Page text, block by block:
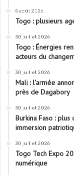
5 août 2026
Togo : plusieurs
30 juillet 2026
Togo : Énergies
acteurs du
30 juillet 2026
Mali : l’armée
près de Dagabory
30 juillet 2026
Burkina Faso :
immersion
30 juillet 2026
Togo Tech Expo
numérique